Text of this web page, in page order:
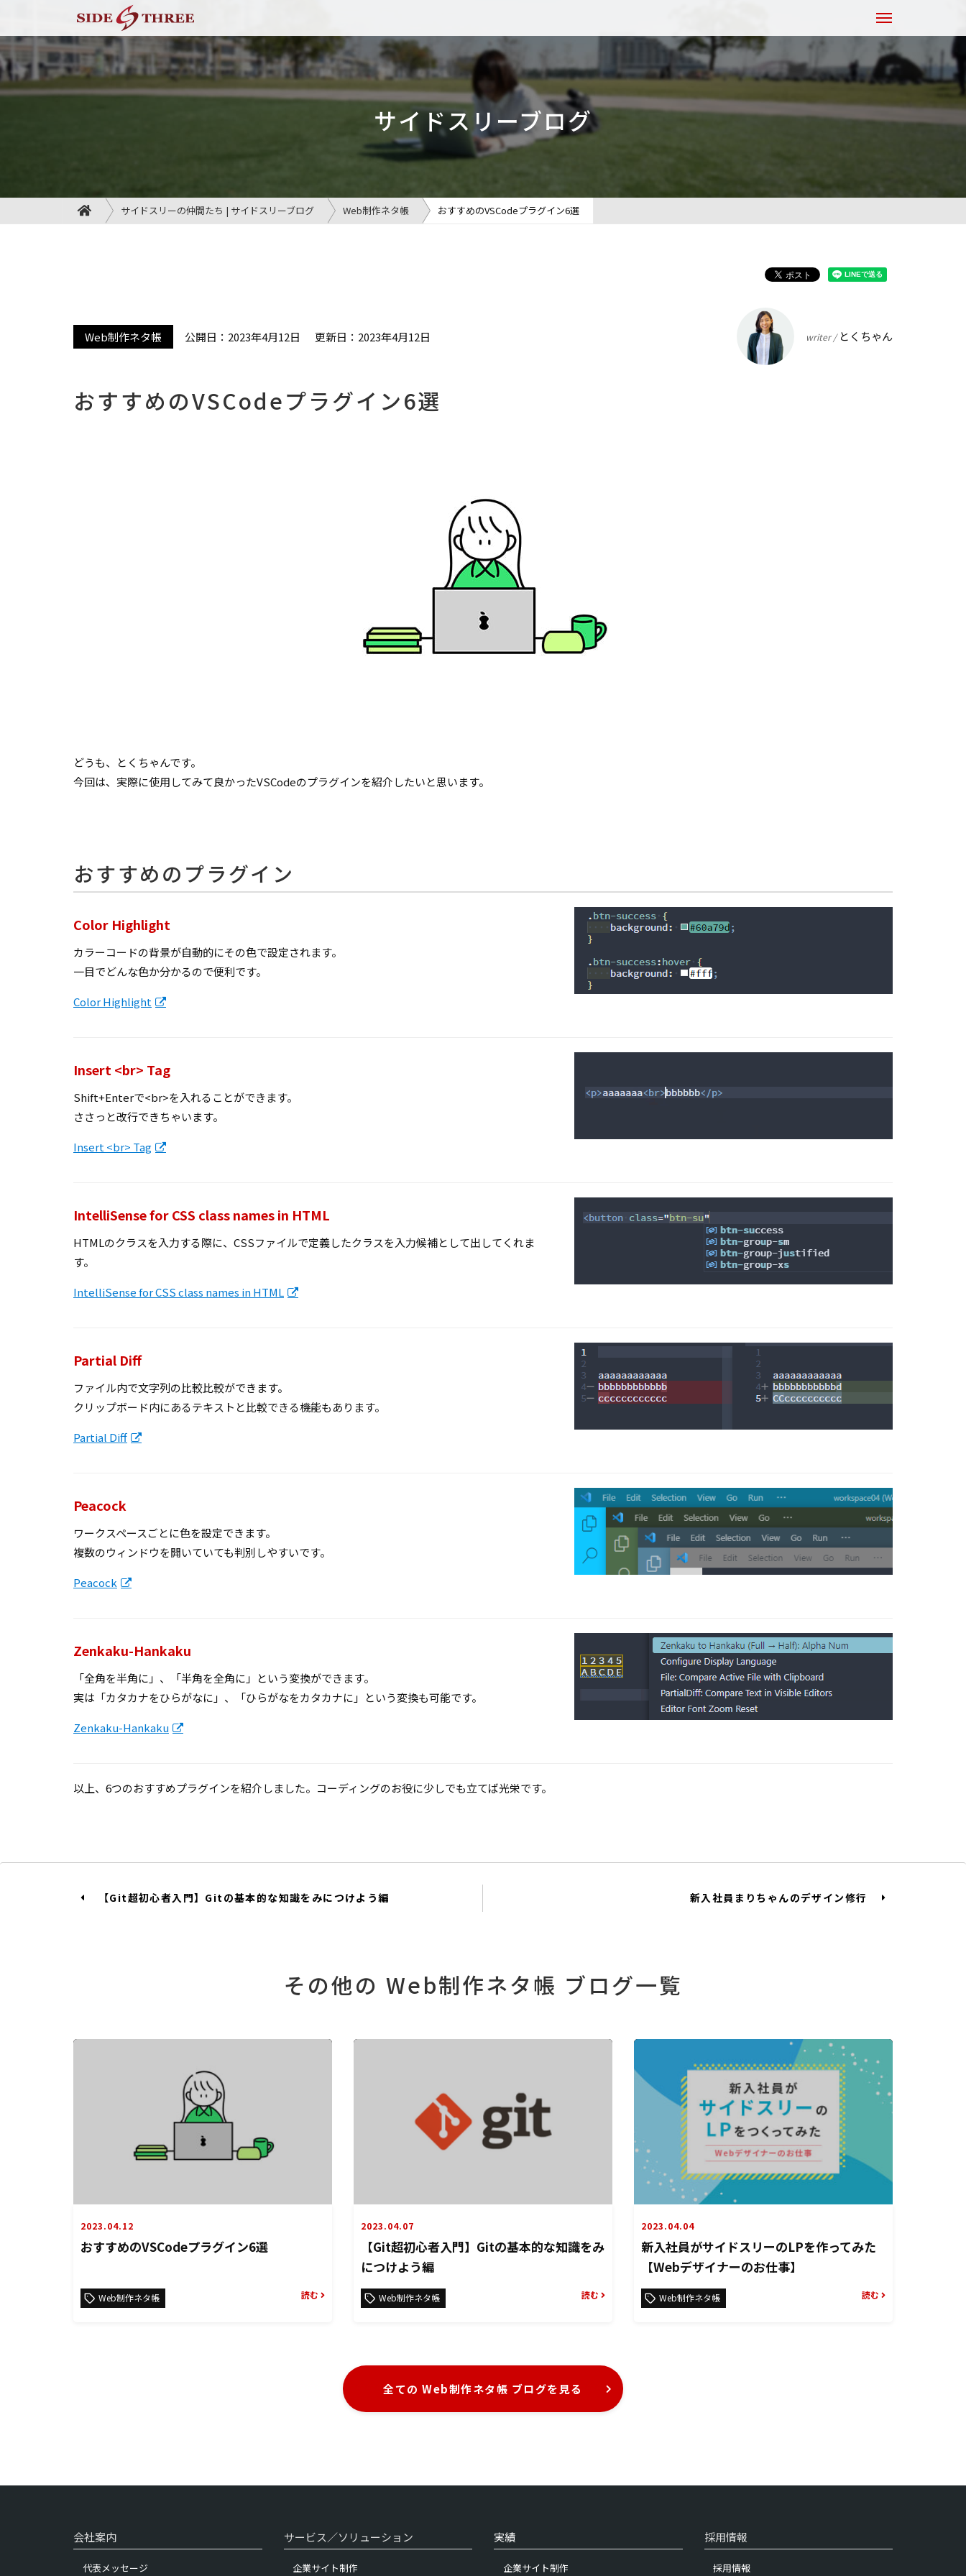
サイドスリーブログ
サイドスリーの仲間たち | サイドスリーブログ Web制作ネタ帳 おすすめのVSCodeプラグイン6選
Web制作ネタ帳 公開日：2023年4月12日 更新日：2023年4月12日 writer / とくちゃん
おすすめのVSCodeプラグイン6選
どうも、とくちゃんです。
今回は、実際に使用してみて良かったVSCodeのプラグインを紹介したいと思います。
おすすめのプラグイン
Color Highlight
カラーコードの背景が自動的にその色で設定されます。
一目でどんな色か分かるので便利です。
Color Highlight
Insert <br> Tag
Shift+Enterで<br>を入れることができます。
ささっと改行できちゃいます。
Insert <br> Tag
IntelliSense for CSS class names in HTML
HTMLのクラスを入力する際に、CSSファイルで定義したクラスを入力候補として出してくれま
す。
IntelliSense for CSS class names in HTML
Partial Diff
ファイル内で文字列の比較比較ができます。
クリップボード内にあるテキストと比較できる機能もあります。
Partial Diff
Peacock
ワークスペースごとに色を設定できます。
複数のウィンドウを開いていても判別しやすいです。
Peacock
Zenkaku-Hankaku
「全角を半角に」、「半角を全角に」という変換ができます。
実は「カタカナをひらがなに」、「ひらがなをカタカナに」という変換も可能です。
Zenkaku-Hankaku
以上、6つのおすすめプラグインを紹介しました。コーディングのお役に少しでも立てば光栄です。
【Git超初心者入門】Gitの基本的な知識をみにつけよう編 新入社員まりちゃんのデザイン修行
その他の Web制作ネタ帳 ブログ一覧
2023.04.12
おすすめのVSCodeプラグイン6選
Web制作ネタ帳 読む
2023.04.07
【Git超初心者入門】Gitの基本的な知識をみ
につけよう編
Web制作ネタ帳 読む
2023.04.04
新入社員がサイドスリーのLPを作ってみた
【Webデザイナーのお仕事】
Web制作ネタ帳 読む
全ての Web制作ネタ帳 ブログを見る
会社案内
代表メッセージ
サービス／ソリューション
企業サイト制作
実績
企業サイト制作
採用情報
採用情報